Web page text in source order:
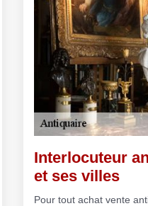
Interlocuteur
et ses villes
Pour tout achat vente